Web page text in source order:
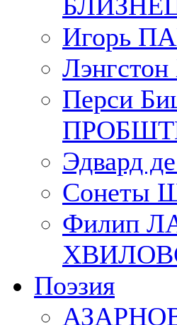
Игорь
Перси
Эдвард
Сонеты
Филип
Поэзия